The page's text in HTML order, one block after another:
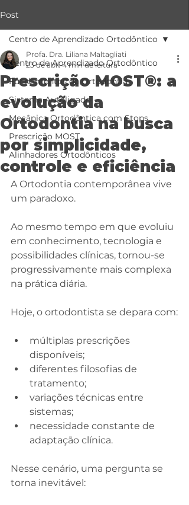
Post
Centro de Aprendizado Ortodôntico
Fundamentos da Ortodontia
Sistema Autoligado
Mecânica Ortodôntica com Stops
Prescrição MOST
Alinhadores Ortodônticos
Centro de Aprendizado Ortodôntico
Prescrição MOST®: a
evolução da
Ortodontia na busca
por simplicidade,
controle e eficiência
Profa. Dra. Liliana Maltagliati
23 de abr. 4 min de leitura
A Ortodontia contemporânea vive
um paradoxo.
Ao mesmo tempo em que evoluiu
em conhecimento, tecnologia e
possibilidades clínicas, tornou-se
progressivamente mais complexa
na prática diária.
Hoje, o ortodontista se depara com:
múltiplas prescrições
disponíveis;
diferentes filosofias de
tratamento;
variações técnicas entre
sistemas;
necessidade constante de
adaptação clínica.
Nesse cenário, uma pergunta se
torna inevitável: